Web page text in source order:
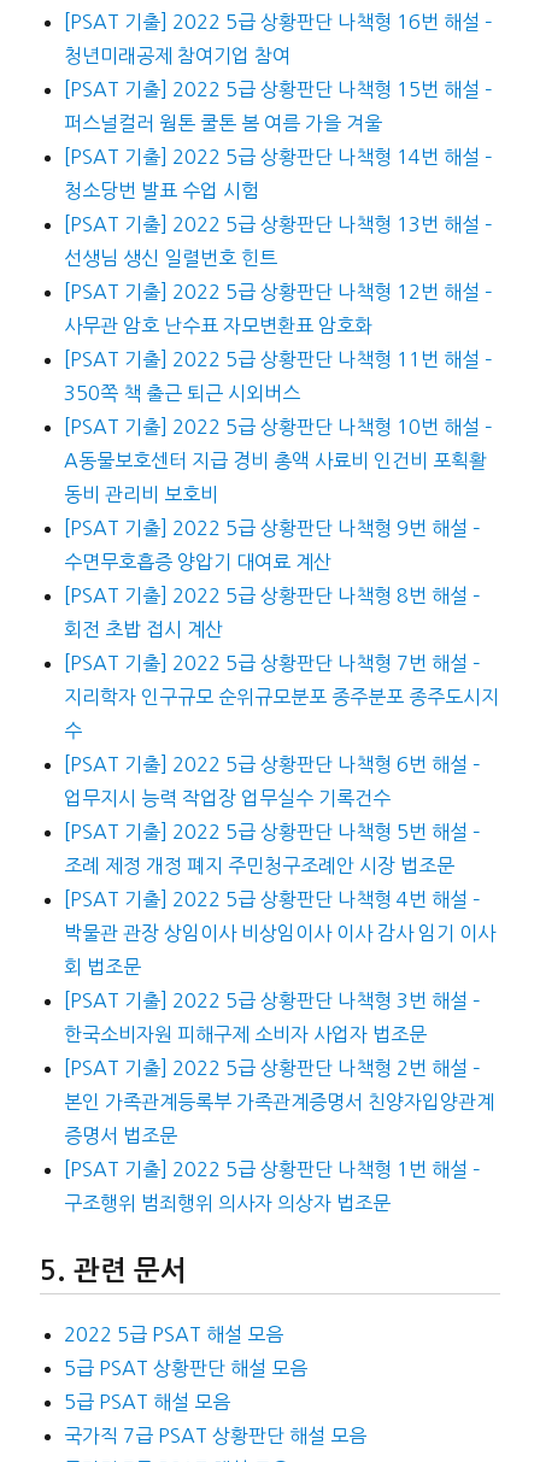
[PSAT 기출] 2022 5급 상황판단 나책형 16번 해설 –
청년미래공제 참여기업 참여
[PSAT 기출] 2022 5급 상황판단 나책형 15번 해설 –
퍼스널컬러 웜톤 쿨톤 봄 여름 가을 겨울
[PSAT 기출] 2022 5급 상황판단 나책형 14번 해설 –
청소당번 발표 수업 시험
[PSAT 기출] 2022 5급 상황판단 나책형 13번 해설 –
선생님 생신 일렬번호 힌트
[PSAT 기출] 2022 5급 상황판단 나책형 12번 해설 –
사무관 암호 난수표 자모변환표 암호화
[PSAT 기출] 2022 5급 상황판단 나책형 11번 해설 –
350쪽 책 출근 퇴근 시외버스
[PSAT 기출] 2022 5급 상황판단 나책형 10번 해설 –
A동물보호센터 지급 경비 총액 사료비 인건비 포획활
동비 관리비 보호비
[PSAT 기출] 2022 5급 상황판단 나책형 9번 해설 –
수면무호흡증 양압기 대여료 계산
[PSAT 기출] 2022 5급 상황판단 나책형 8번 해설 –
회전 초밥 접시 계산
[PSAT 기출] 2022 5급 상황판단 나책형 7번 해설 –
지리학자 인구규모 순위규모분포 종주분포 종주도시지
수
[PSAT 기출] 2022 5급 상황판단 나책형 6번 해설 –
업무지시 능력 작업장 업무실수 기록건수
[PSAT 기출] 2022 5급 상황판단 나책형 5번 해설 –
조례 제정 개정 폐지 주민청구조례안 시장 법조문
[PSAT 기출] 2022 5급 상황판단 나책형 4번 해설 –
박물관 관장 상임이사 비상임이사 이사 감사 임기 이사
회 법조문
[PSAT 기출] 2022 5급 상황판단 나책형 3번 해설 –
한국소비자원 피해구제 소비자 사업자 법조문
[PSAT 기출] 2022 5급 상황판단 나책형 2번 해설 –
본인 가족관계등록부 가족관계증명서 친양자입양관계
증명서 법조문
[PSAT 기출] 2022 5급 상황판단 나책형 1번 해설 –
구조행위 범죄행위 의사자 의상자 법조문
관련 문서
2022 5급 PSAT 해설 모음
5급 PSAT 상황판단 해설 모음
5급 PSAT 해설 모음
국가직 7급 PSAT 상황판단 해설 모음